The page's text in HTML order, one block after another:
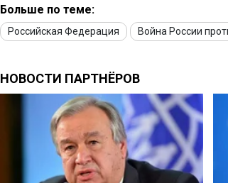
Больше по теме:
Российская Федерация Война России